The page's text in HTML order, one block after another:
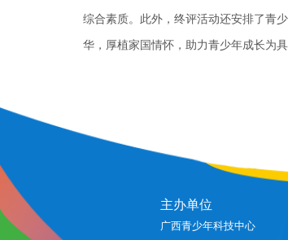
综合素质。此外，终评活动还安排了青
华，厚植家国情怀，助力青少年成长为
主办单位
广西青少年科技中心